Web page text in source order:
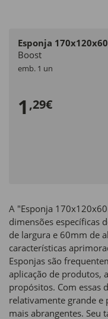
Esponja
Boost
emb. 1 un
1 ,29€
A "Esponja
dimensões específicas
de largura e 60mm de
características
Esponjas são
aplicação de produtos,
propósitos. Com essas
relativamente grande e
mais abrangentes. Seu